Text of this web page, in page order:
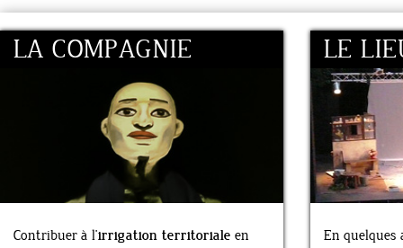
LA COMPAGNIE
Contribuer à l’irrigation territoriale en
LE
En quelques